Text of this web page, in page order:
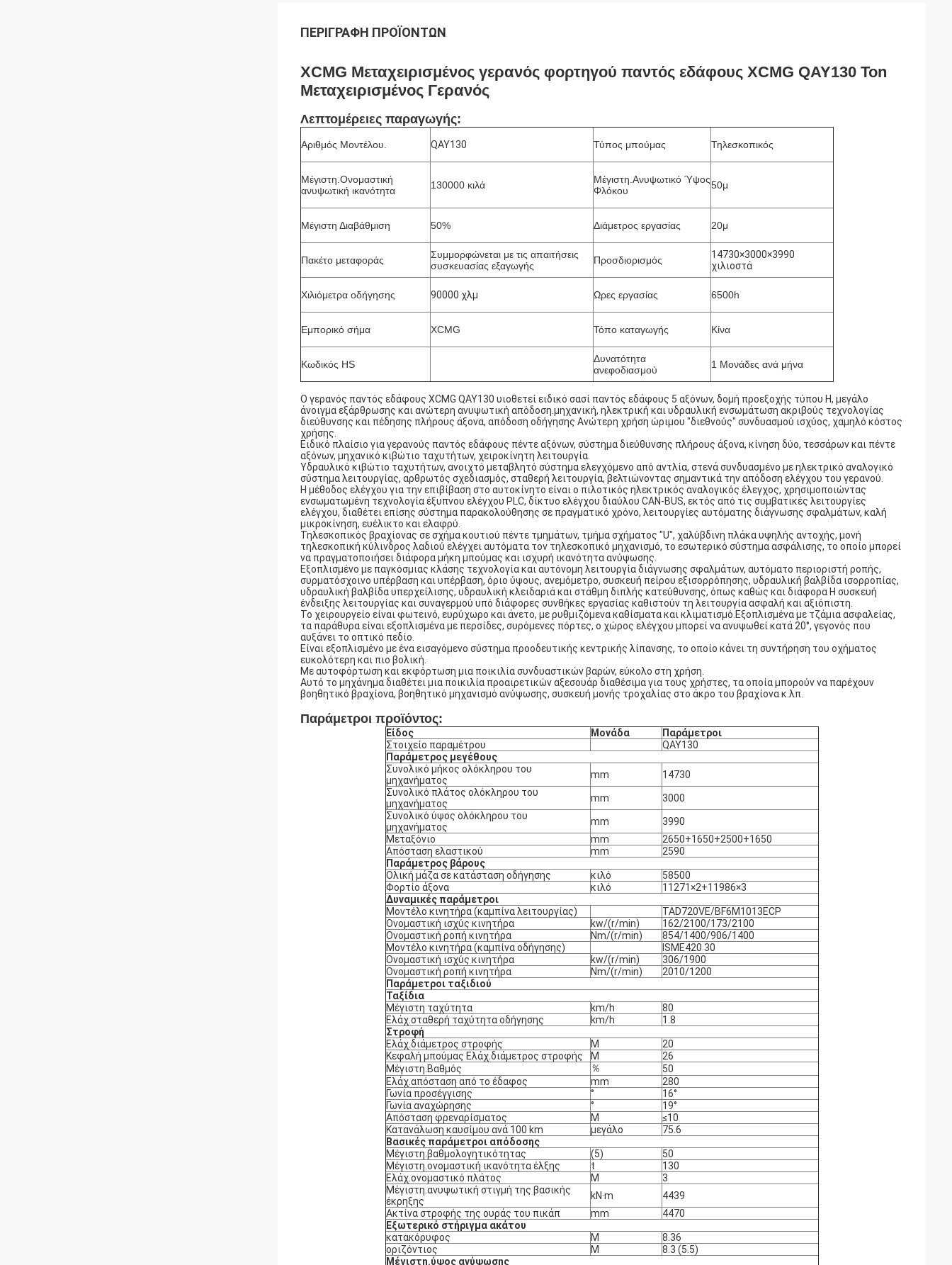
ΠΕΡΙΓΡΑΦΉ ΠΡΟΪΌΝΤΩΝ
XCMG Μεταχειρισμένος γερανός φορτηγού παντός εδάφους XCMG QAY130 Ton
Μεταχειρισμένος Γερανός
Λεπτομέρειες παραγωγής:
Αριθμός Μοντέλου. QAY130 Τύπος μπούμας Τηλεσκοπικός
Μέγιστη.Ονομαστική
ανυψωτική ικανότητα
130000 κιλά
Μέγιστη.Ανυψωτικό Ύψος
Φλόκου
50μ
Μέγιστη Διαβάθμιση 50% Διάμετρος εργασίας 20μ
Πακέτο μεταφοράς
Συμμορφώνεται με τις απαιτήσεις
συσκευασίας εξαγωγής
Προσδιορισμός
14730×3000×3990
χιλιοστά
Χιλιόμετρα οδήγησης 90000 χλμ Ωρες εργασίας 6500h
Εμπορικό σήμα XCMG Τόπο καταγωγής Κίνα
Κωδικός HS
Δυνατότητα
ανεφοδιασμού
1 Μονάδες ανά μήνα
Ο γερανός παντός εδάφους XCMG QAY130 υιοθετεί ειδικό σασί παντός εδάφους 5 αξόνων, δομή προεξοχής τύπου H, μεγάλο
άνοιγμα εξάρθρωσης και ανώτερη ανυψωτική απόδοση.μηχανική, ηλεκτρική και υδραυλική ενσωμάτωση ακριβούς τεχνολογίας
διεύθυνσης και πέδησης πλήρους άξονα, απόδοση οδήγησης Ανώτερη χρήση ώριμου "διεθνούς" συνδυασμού ισχύος, χαμηλό κόστος
χρήσης.
Ειδικό πλαίσιο για γερανούς παντός εδάφους πέντε αξόνων, σύστημα διεύθυνσης πλήρους άξονα, κίνηση δύο, τεσσάρων και πέντε
αξόνων, μηχανικό κιβώτιο ταχυτήτων, χειροκίνητη λειτουργία.
Υδραυλικό κιβώτιο ταχυτήτων, ανοιχτό μεταβλητό σύστημα ελεγχόμενο από αντλία, στενά συνδυασμένο με ηλεκτρικό αναλογικό
σύστημα λειτουργίας, αρθρωτός σχεδιασμός, σταθερή λειτουργία, βελτιώνοντας σημαντικά την απόδοση ελέγχου του γερανού.
Η μέθοδος ελέγχου για την επιβίβαση στο αυτοκίνητο είναι ο πιλοτικός ηλεκτρικός αναλογικός έλεγχος, χρησιμοποιώντας
ενσωματωμένη τεχνολογία έξυπνου ελέγχου PLC, δίκτυο ελέγχου διαύλου CAN-BUS, εκτός από τις συμβατικές λειτουργίες
ελέγχου, διαθέτει επίσης σύστημα παρακολούθησης σε πραγματικό χρόνο, λειτουργίες αυτόματης διάγνωσης σφαλμάτων, καλή
μικροκίνηση, ευέλικτο και ελαφρύ.
Τηλεσκοπικός βραχίονας σε σχήμα κουτιού πέντε τμημάτων, τμήμα σχήματος "U", χαλύβδινη πλάκα υψηλής αντοχής, μονή
τηλεσκοπική κύλινδρος λαδιού ελέγχει αυτόματα τον τηλεσκοπικό μηχανισμό, το εσωτερικό σύστημα ασφάλισης, το οποίο μπορεί
να πραγματοποιήσει διάφορα μήκη μπούμας και ισχυρή ικανότητα ανύψωσης.
Εξοπλισμένο με παγκόσμιας κλάσης τεχνολογία και αυτόνομη λειτουργία διάγνωσης σφαλμάτων, αυτόματο περιοριστή ροπής,
συρματόσχοινο υπέρβαση και υπέρβαση, όριο ύψους, ανεμόμετρο, συσκευή πείρου εξισορρόπησης, υδραυλική βαλβίδα ισορροπίας,
υδραυλική βαλβίδα υπερχείλισης, υδραυλική κλειδαριά και στάθμη διπλής κατεύθυνσης, όπως καθώς και διάφορα Η συσκευή
ένδειξης λειτουργίας και συναγερμού υπό διάφορες συνθήκες εργασίας καθιστούν τη λειτουργία ασφαλή και αξιόπιστη.
Το χειρουργείο είναι φωτεινό, ευρύχωρο και άνετο, με ρυθμιζόμενα καθίσματα και κλιματισμό.Εξοπλισμένα με τζάμια ασφαλείας,
τα παράθυρα είναι εξοπλισμένα με περσίδες, συρόμενες πόρτες, ο χώρος ελέγχου μπορεί να ανυψωθεί κατά 20°, γεγονός που
αυξάνει το οπτικό πεδίο.
Είναι εξοπλισμένο με ένα εισαγόμενο σύστημα προοδευτικής κεντρικής λίπανσης, το οποίο κάνει τη συντήρηση του οχήματος
ευκολότερη και πιο βολική.
Με αυτοφόρτωση και εκφόρτωση μια ποικιλία συνδυαστικών βαρών, εύκολο στη χρήση.
Αυτό το μηχάνημα διαθέτει μια ποικιλία προαιρετικών αξεσουάρ διαθέσιμα για τους χρήστες, τα οποία μπορούν να παρέχουν
βοηθητικό βραχίονα, βοηθητικό μηχανισμό ανύψωσης, συσκευή μονής τροχαλίας στο άκρο του βραχίονα κ.λπ.
Παράμετροι προϊόντος:
Είδος Μονάδα
Παράμετροι
Στοιχείο παραμέτρου
QAY130
Παράμετρος μεγέθους
Συνολικό μήκος ολόκληρου του
μηχανήματος
mm
14730
Συνολικό πλάτος ολόκληρου του
μηχανήματος
mm
3000
Συνολικό ύψος ολόκληρου του
μηχανήματος
mm
3990
Μεταξόνιο
mm
2650+1650+2500+1650
Απόσταση ελαστικού
mm
2590
Παράμετρος βάρους
Ολική μάζα σε κατάσταση οδήγησης
κιλό
58500
Φορτίο άξονα
κιλό
11271×2+11986×3
Δυναμικές παράμετροι
Μοντέλο κινητήρα (καμπίνα λειτουργίας)
TAD720VE/BF6M1013ECP
Ονομαστική ισχύς κινητήρα
kw/(r/min)
162/2100/173/2100
Ονομαστική ροπή κινητήρα
Nm/(r/min)
854/1400/906/1400
Μοντέλο κινητήρα (καμπίνα οδήγησης)
ISME420 30
Ονομαστική ισχύς κινητήρα
kw/(r/min)
306/1900
Ονομαστική ροπή κινητήρα
Nm/(r/min)
2010/1200
Παράμετροι ταξιδιού
Ταξίδια
Μέγιστη ταχύτητα
km/h
80
Ελάχ.σταθερή ταχύτητα οδήγησης
km/h
1.8
Στροφή
Ελάχ.διάμετρος στροφής
Μ
20
Κεφαλή μπούμας Ελάχ.διάμετρος στροφής
Μ
26
Μέγιστη.Βαθμός
％
50
Ελάχ.απόσταση από το έδαφος
mm
280
Γωνία προσέγγισης
°
16°
Γωνία αναχώρησης
°
19°
Απόσταση φρεναρίσματος
Μ
≤10
Κατανάλωση καυσίμου ανά 100 km
μεγάλο
75.6
Βασικές παράμετροι απόδοσης
Μέγιστη.βαθμολογητικότητας
(5)
50
Μέγιστη.ονομαστική ικανότητα έλξης
t
130
Ελάχ.ονομαστικό πλάτος
Μ
3
Μέγιστη.ανυψωτική στιγμή της βασικής
έκρηξης
kN·m
4439
Ακτίνα στροφής της ουράς του πικάπ
mm
4470
Εξωτερικό στήριγμα ακάτου
κατακόρυφος
Μ
8.36
οριζόντιος
Μ
8.3 (5.5)
Μέγιστη.ύψος ανύψωσης